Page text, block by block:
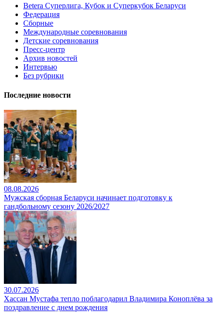
Betera Суперлига, Кубок и Суперкубок Беларуси
Федерация
Сборные
Международные соревнования
Детские соревнования
Пресс-центр
Архив новостей
Интервью
Без рубрики
Последние новости
08.08.2026
Мужская сборная Беларуси начинает подготовку к
гандбольному сезону 2026/2027
30.07.2026
Хассан Мустафа тепло поблагодарил Владимира Коноплёва за
поздравление с днем рождения